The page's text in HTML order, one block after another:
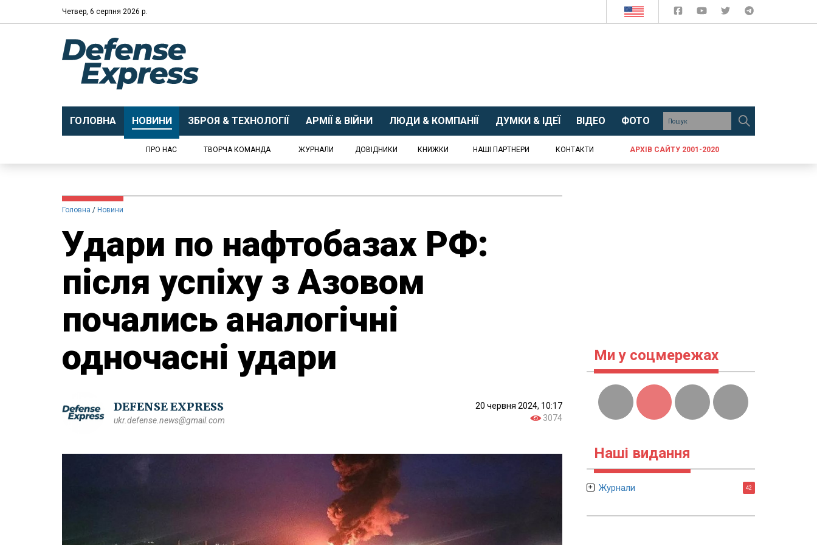
Четвер, 6 серпня 2026 р.
ГОЛОВНА НОВИНИ ЗБРОЯ & ТЕХНОЛОГІЇ АРМІЇ & ВІЙНИ ЛЮДИ & КОМПАНІЇ ДУМКИ & ІДЕЇ ВІДЕО ФОТО
ПРО НАС ТВОРЧА КОМАНДА ЖУРНАЛИ ДОВІДНИКИ КНИЖКИ НАШІ ПАРТНЕРИ КОНТАКТИ АРХІВ САЙТУ 2001-2020
Головна Новини
Удари по нафтобазах РФ:
після успіху з Азовом
почались аналогічні
одночасні удари
DEFENSE EXPRESS
ukr.defense.news@gmail.com
20 червня 2024, 10:17
3074
Ми у соцмережах
Наші видання
Журнали 42